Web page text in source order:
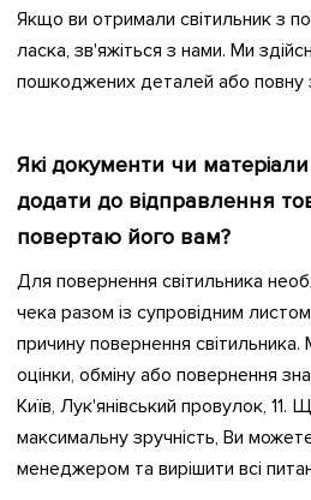
Якщо ви отримали світильник з
ласка, зв'яжіться з нами. Ми
пошкоджених деталей або повну
Які документи чи
додати до відправлення
повертаю його вам?
Для повернення світильника
чека разом із супровідним
причину повернення
оцінки, обміну або повернення
Київ, Лук'янівський провулок, 11.
максимальну зручність, Ви
менеджером та вирішити всі